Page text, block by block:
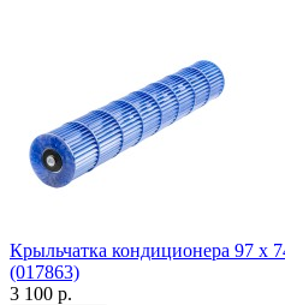
Крыльчатка кондиционера 97 x
(017863)
3 100 р.